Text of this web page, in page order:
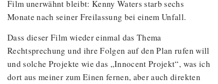
Film unerwähnt bleibt: Kenny Waters starb sechs
Monate nach seiner Freilassung bei einem Unfall.
Dass dieser Film wieder einmal das Thema
Rechtsprechung und ihre Folgen auf den Plan rufen will
und solche Projekte wie das „Innocent Projekt“, was ich
dort aus meiner zum Einen fernen, aber auch direkten